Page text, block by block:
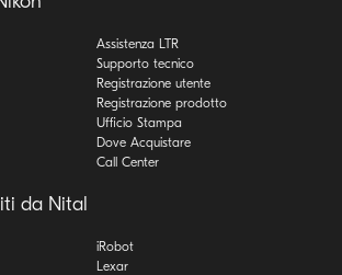
Assistenza LTR
Supporto tecnico
Registrazione utente
Registrazione prodotto
Ufficio Stampa
Dove Acquistare
Call Center
da Nital
iRobot
Lexar